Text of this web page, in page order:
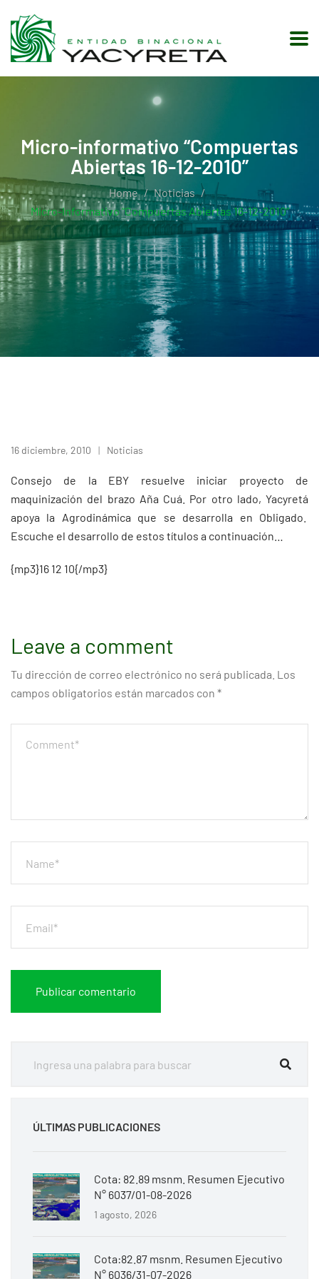
Micro-informativo “Compuertas
Abiertas 16-12-2010”
Home
Noticias
Micro-Informativo “Compuertas Abiertas 16-12-2010”
16 diciembre, 2010 Noticias
Consejo de la EBY resuelve iniciar proyecto de
maquinización del brazo Aña Cuá. Por otro lado, Yacyretá
apoya la Agrodinámica que se desarrolla en Obligado.
Escuche el desarrollo de estos títulos a continuación…
{mp3}16 12 10{/mp3}
Leave a comment
Tu dirección de correo electrónico no será publicada. Los
campos obligatorios están marcados con *
ÚLTIMAS PUBLICACIONES
Cota: 82.89 msnm. Resumen Ejecutivo
N° 6037/01-08-2026
1 agosto, 2026
Cota:82.87 msnm. Resumen Ejecutivo
N° 6036/31-07-2026